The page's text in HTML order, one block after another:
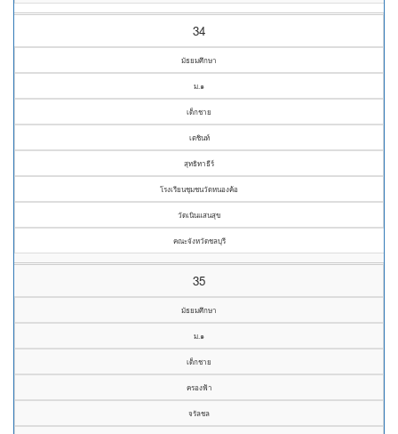
34
มัธยมศึกษา
ม.๑
เด็กชาย
เตชินท์
สุทธิทาธีร์
โรงเรียนชุมชนวัดหนองค้อ
วัดเนินแสนสุข
คณะจังหวัดชลบุรี
35
มัธยมศึกษา
ม.๑
เด็กชาย
ครองฟ้า
จรัลชล